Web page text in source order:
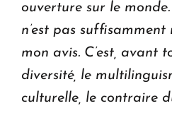
ouverture sur le
n’est pas
mon avis. C’est, avant
diversité, le
culturelle, le contraire